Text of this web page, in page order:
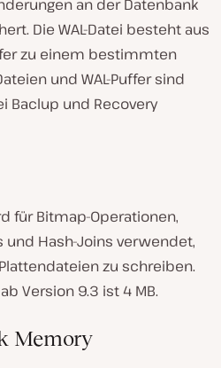
an der Datenbank
Die WAL-Datei besteht aus
zu einem bestimmten
und WAL-Puffer sind
Baclup und Recovery
für Bitmap-Operationen,
und Hash-Joins verwendet,
zu schreiben.
Version 9.3 ist 4 MB.
Memory